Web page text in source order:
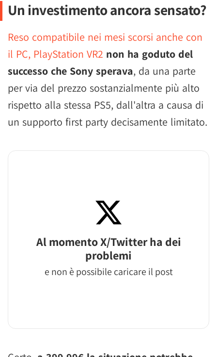
Un investimento ancora sensato?
Reso compatibile nei mesi scorsi anche con
il PC, PlayStation VR2 non ha goduto del
successo che Sony sperava, da una parte
per via del prezzo sostanzialmente più alto
rispetto alla stessa PS5, dall'altra a causa di
un supporto first party decisamente limitato.
Al momento X/Twitter ha dei
problemi
e non è possibile caricare il post